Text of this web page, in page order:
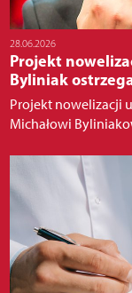
28.06.2026
Projekt
Byliniak
Projekt nowelizacji
Michałowi